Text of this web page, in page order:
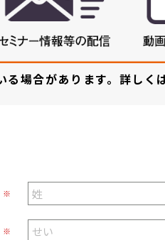
場合があります。詳しく
※
※